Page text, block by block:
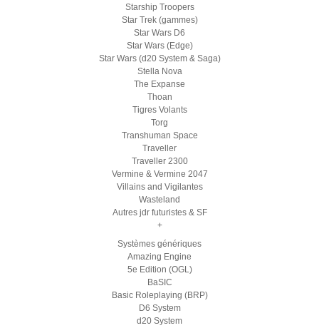
Starship Troopers
Star Trek (gammes)
Star Wars D6
Star Wars (Edge)
Star Wars (d20 System & Saga)
Stella Nova
The Expanse
Thoan
Tigres Volants
Torg
Transhuman Space
Traveller
Traveller 2300
Vermine & Vermine 2047
Villains and Vigilantes
Wasteland
Autres jdr futuristes & SF
+
Systèmes génériques
Amazing Engine
5e Edition (OGL)
BaSIC
Basic Roleplaying (BRP)
D6 System
d20 System